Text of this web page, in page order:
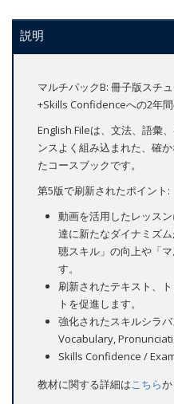
説明
マルチパックB: 冊子版スチ
+Skills Confidenceへの2年
English Fileは、文法、語彙
ンスよく組み込まれた、確
たコースブックです。
第5版で刷新されたポイント:
動画を活用したレッス
達に新たなダイナミズ
聴スキル」の向上や「
す。
刷新されたテキスト、
トを促進します。
強化されたスキルシラ
Vocabulary,
Skills Confidence /
教材に関する詳細はこちらか